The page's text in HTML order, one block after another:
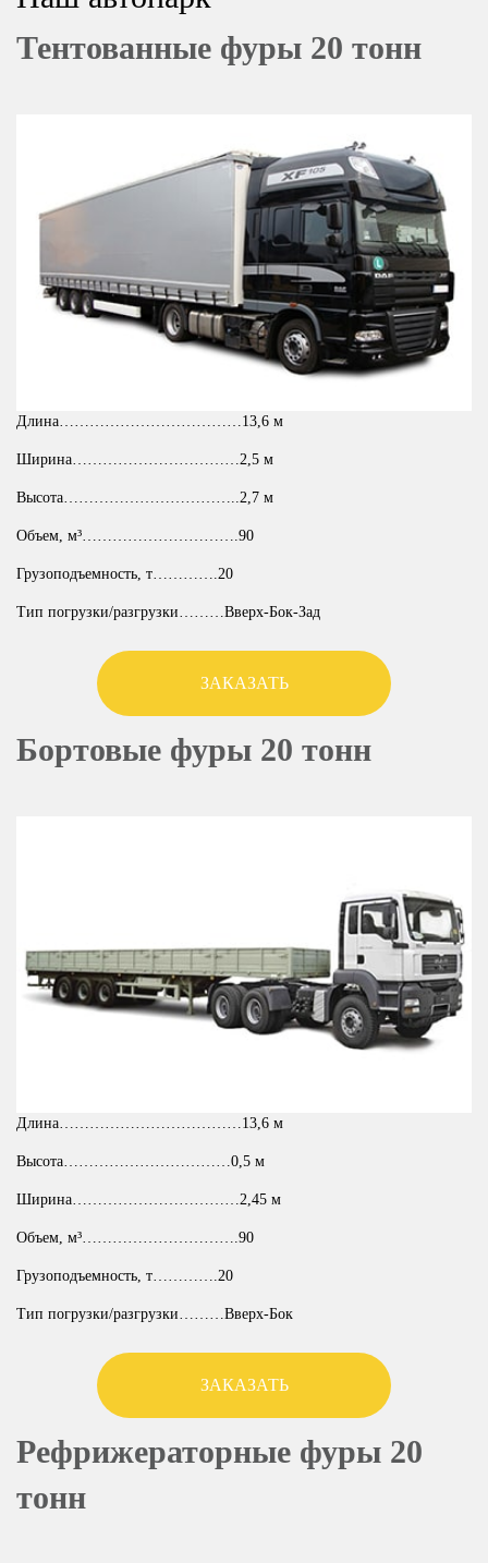
Тентованные фуры 20 тонн
Длина………………………………13,6 м
Ширина……………………………2,5 м
Высота……………………………..2,7 м
Объем, м³………………………….90
Грузоподъемность, т………….20
Тип погрузки/разгрузки………Вверх-Бок-Зад
ЗАКАЗАТЬ
Бортовые фуры 20 тонн
Длина………………………………13,6 м
Высота……………………………0,5 м
Ширина……………………………2,45 м
Объем, м³………………………….90
Грузоподъемность, т………….20
Тип погрузки/разгрузки………Вверх-Бок
ЗАКАЗАТЬ
Рефрижераторные фуры 20
тонн